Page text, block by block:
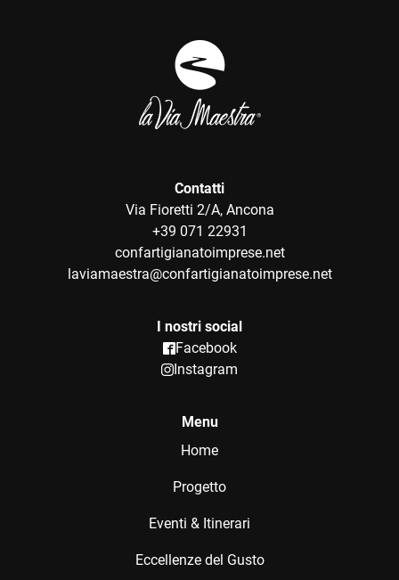
Contatti
Via Fioretti 2/A, Ancona
+39 071 22931
confartigianatoimprese.net
laviamaestra@confartigianatoimprese.net
I nostri social
Facebook
Instagram
Menu
Home
Progetto
Eventi & Itinerari
Eccellenze del Gusto